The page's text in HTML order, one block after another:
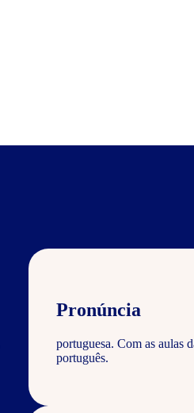
Pronúncia
portuguesa. Com as aulas
português.